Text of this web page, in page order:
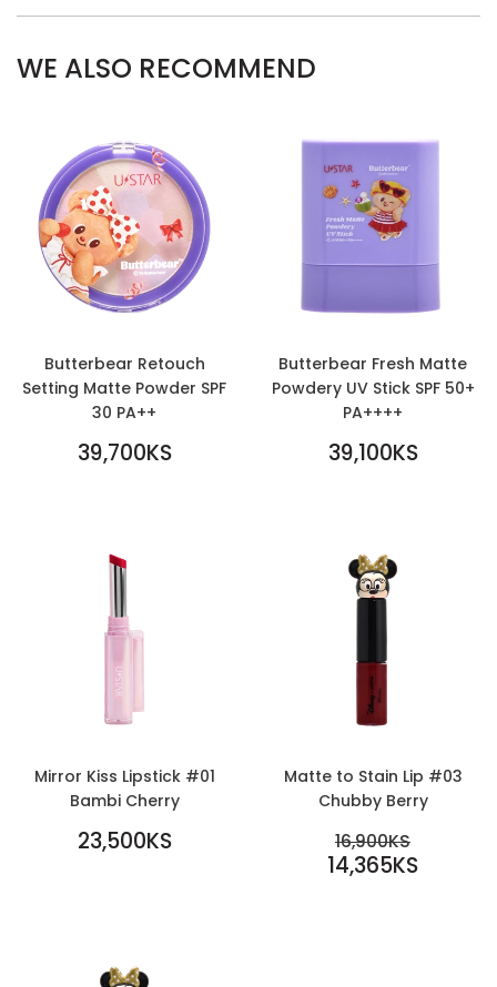
WE ALSO RECOMMEND
Butterbear Retouch
Setting Matte Powder SPF
30 PA++
REGULAR
39,700KS
Butterbear Fresh Matte
Powdery UV Stick SPF 50+
PA++++
REGULAR
39,100KS
Mirror Kiss Lipstick #01
Bambi Cherry
REGULAR
23,500KS
Matte to Stain Lip #03
Chubby Berry
PRICE
REGULAR
16,900KS
16,900KS
14,365KS